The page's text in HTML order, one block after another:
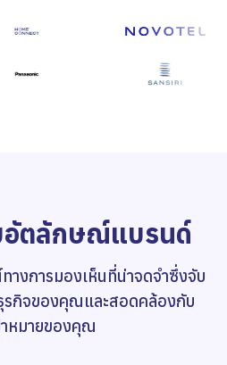
อัตลักษณ์แบรนด์
างการมองเห็นที่น่าจดจำซึ่งจับ
รกิจของคุณและสอดคล้องกับ
หมายของคุณ